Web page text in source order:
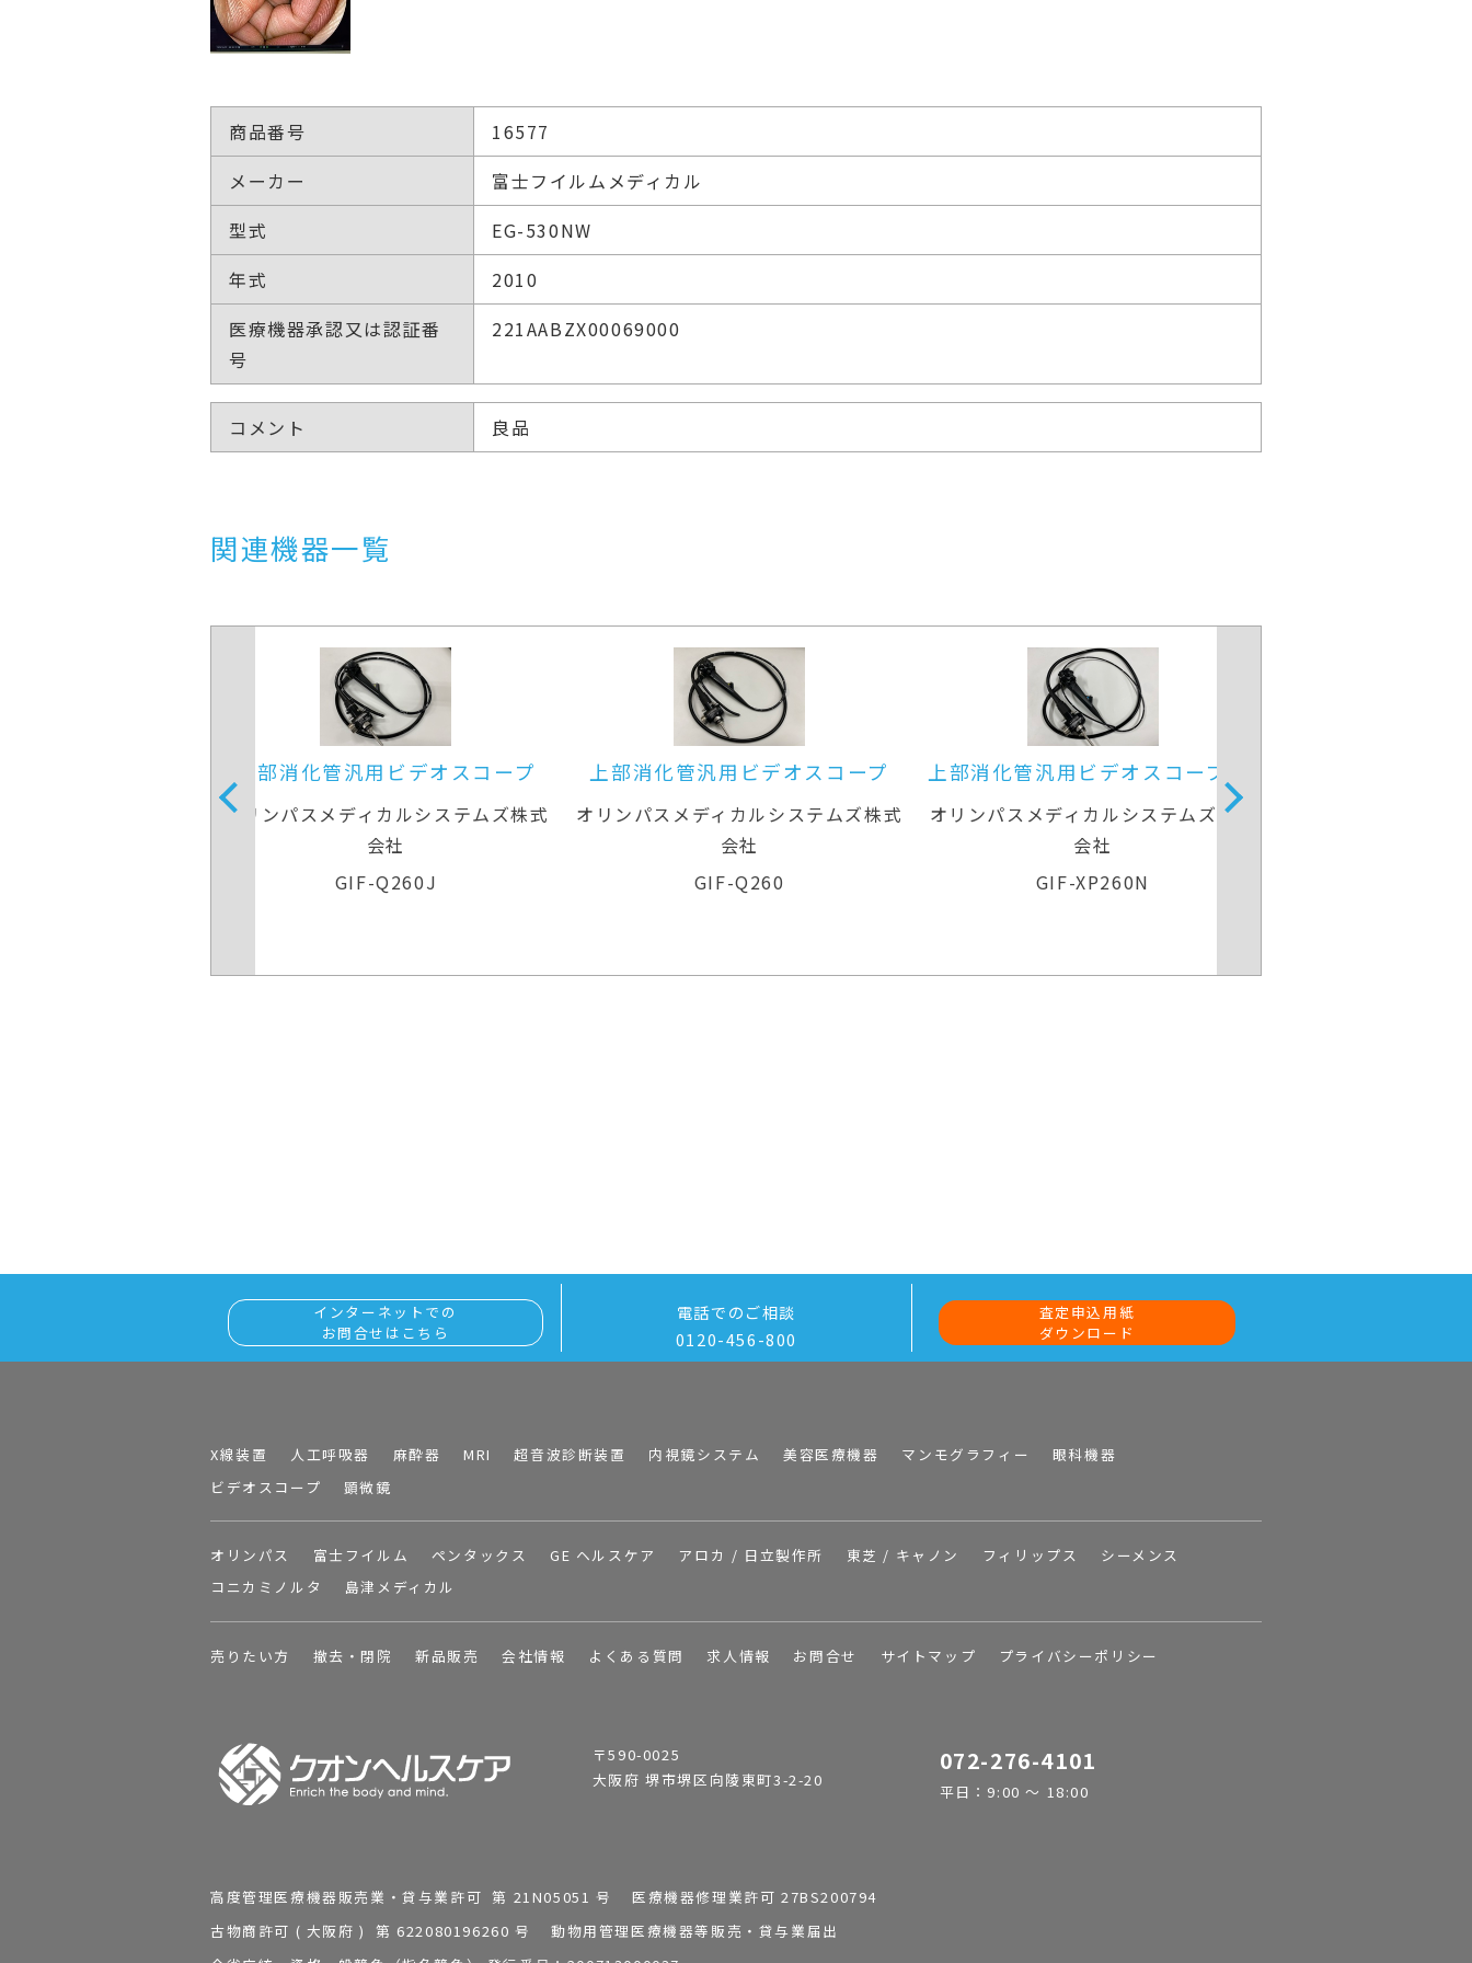
商品番号
16577
メーカー
富士フイルムメディカル
型式
EG-530NW
年式
2010
医療機器承認又は認証番
号
221AABZX00069000
コメント 良品
関連機器一覧
上部消化管汎用ビデオスコープ
オリンパスメディカルシステムズ株式
会社
GIF-Q260
上部消化管汎用ビデオスコープ(径
鼻対応)
オリンパスメディカルシステムズ株式
会社
GIF-XP260N
上部消化管汎用ビデオスコープ
オリンパスメディカルシステムズ株式
会社
GIF-H260
インターネットでの
お問合せはこちら
電話でのご相談
0120-456-800
査定申込用紙
ダウンロード
X線装置 人工呼吸器 麻酔器 MRI 超音波診断装置 内視鏡システム 美容医療機器 マンモグラフィー
眼科機器
ビデオスコープ
顕微鏡
オリンパス 富士フイルム ペンタックス GE ヘルスケア アロカ / 日立製作所 東芝 / キャノン フィリップス
シーメンス
コニカミノルタ
島津メディカル
売りたい方 撤去・閉院 新品販売 会社情報 よくある質問 求人情報 お問合せ サイトマップ プライバシーポリシー
〒590-0025
大阪府 堺市堺区向陵東町3-2-20
072-276-4101
平日：9:00 ～ 18:00
高度管理医療機器販売業・貸与業許可 第 21N05051 号 医療機器修理業許可 27BS200794
古物商許可 ( 大阪府 ) 第 622080196260 号 動物用管理医療機器等販売・貸与業届出